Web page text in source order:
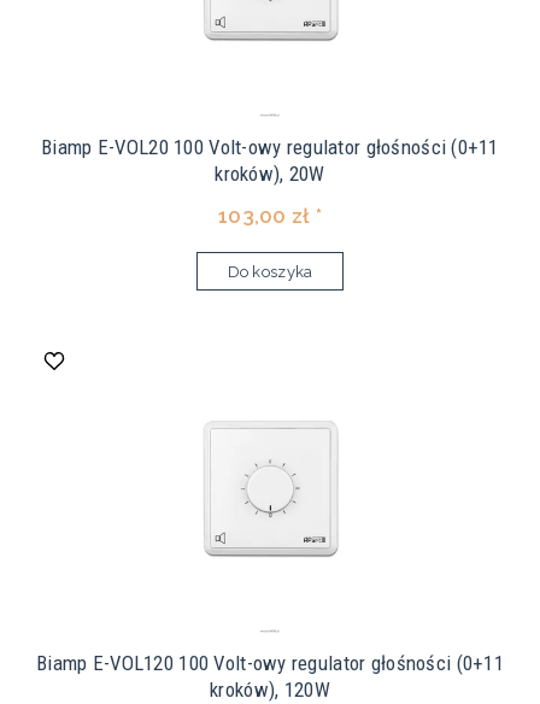
Biamp E-VOL20 100 Volt-owy regulator głośności (0+11
kroków), 20W
103,00 zł *
Do koszyka
Biamp E-VOL120 100 Volt-owy regulator głośności (0+11
kroków), 120W